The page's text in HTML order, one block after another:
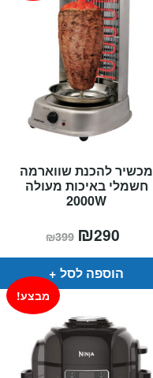
מכשיר להכנת שווארמה
חשמלי באיכות מעולה
2000W
₪399 המחיר
המקורי
היה:
₪399.
₪290
הוא:
הוספה לסל
מבצע!